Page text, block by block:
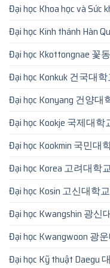
Đại học Khoa học và
Đại học Kinh thánh Hàn
Đại học Kkottongnae 꽃
Đại học Konkuk 건국대
Đại học Konyang 건양대
Đại học Kookje 국제대학
Đại học Kookmin 국민대
Đại học Korea 고려대학
Đại học Kosin 고신대학교
Đại học Kwangshin 광신
Đại học Kwangwoon 광
Đại học Kỹ thuật Daegu